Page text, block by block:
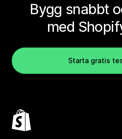
Bygg snabbt
med
Starta gratis